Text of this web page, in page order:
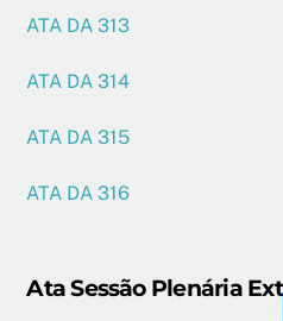
ATA DA 313
ATA DA 314
ATA DA 315
ATA DA 316
Ata Sessão Plenária